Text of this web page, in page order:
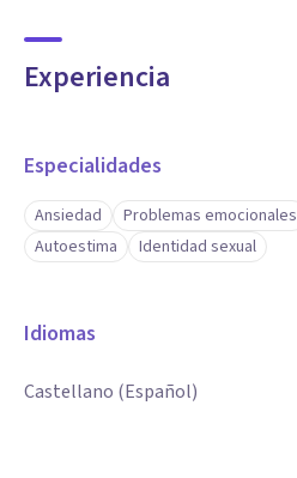
Experiencia
Especialidades
Ansiedad Problemas emocionales
Autoestima
Identidad sexual
Idiomas
Castellano (Español)